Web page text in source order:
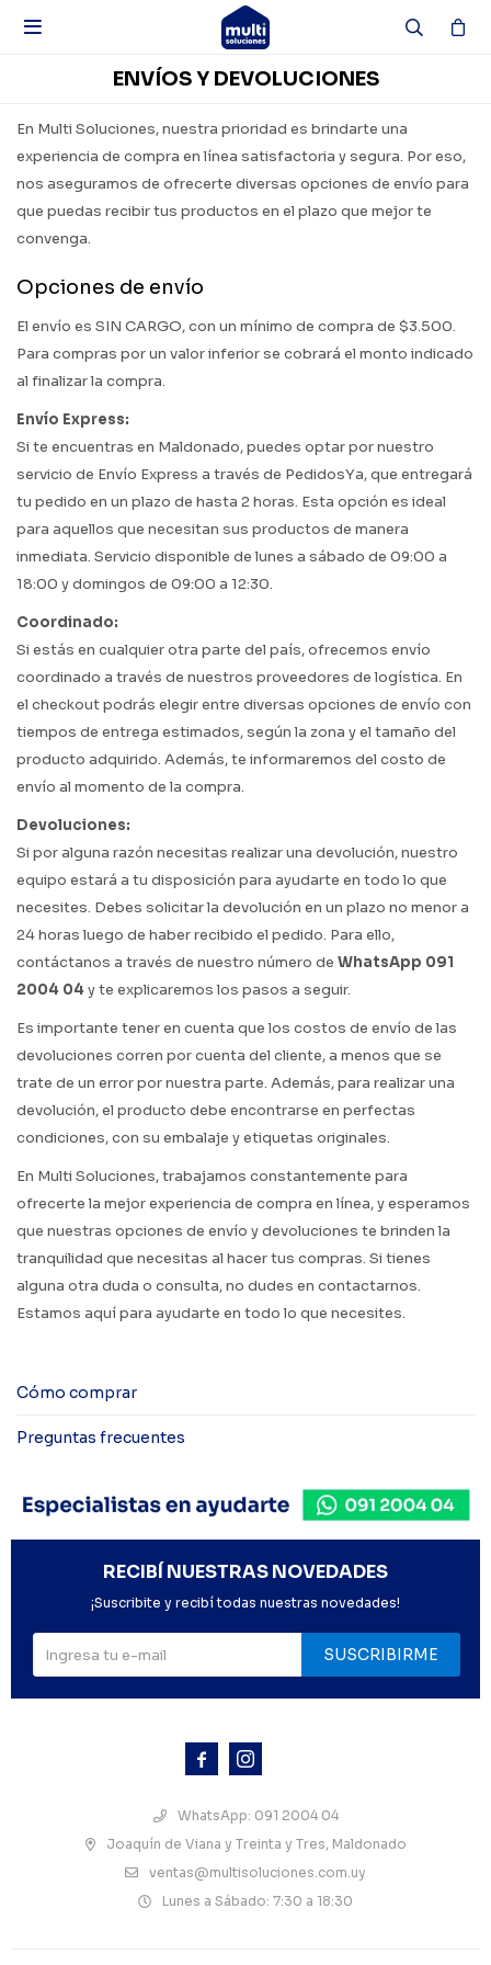

ENVÍOS Y DEVOLUCIONES
En Multi Soluciones, nuestra prioridad es brindarte una
experiencia de compra en línea satisfactoria y segura. Por eso,
nos aseguramos de ofrecerte diversas opciones de envío para
que puedas recibir tus productos en el plazo que mejor te
convenga.
Opciones de envío
El envío es SIN CARGO, con un mínimo de compra de $3.500.
Para compras por un valor inferior se cobrará el monto indicado
al finalizar la compra.
Envío Express:
Si te encuentras en Maldonado, puedes optar por nuestro
servicio de Envío Express a través de PedidosYa, que entregará
tu pedido en un plazo de hasta 2 horas. Esta opción es ideal
para aquellos que necesitan sus productos de manera
inmediata. Servicio disponible de lunes a sábado de 09:00 a
18:00 y domingos de 09:00 a 12:30.
Coordinado:
Si estás en cualquier otra parte del país, ofrecemos envío
coordinado a través de nuestros proveedores de logística. En
el checkout podrás elegir entre diversas opciones de envío con
tiempos de entrega estimados, según la zona y el tamaño del
producto adquirido. Además, te informaremos del costo de
envío al momento de la compra.
Devoluciones:
Si por alguna razón necesitas realizar una devolución, nuestro
equipo estará a tu disposición para ayudarte en todo lo que
necesites. Debes solicitar la devolución en un plazo no menor a
24 horas luego de haber recibido el pedido. Para ello,
contáctanos a través de nuestro número de WhatsApp 091
2004 04y te explicaremos los pasos a seguir.
Es importante tener en cuenta que los costos de envío de las
devoluciones corren por cuenta del cliente, a menos que se
trate de un error por nuestra parte. Además, para realizar una
devolución, el producto debe encontrarse en perfectas
condiciones, con su embalaje y etiquetas originales.
En Multi Soluciones, trabajamos constantemente para
ofrecerte la mejor experiencia de compra en línea, y esperamos
que nuestras opciones de envío y devoluciones te brinden la
tranquilidad que necesitas al hacer tus compras. Si tienes
alguna otra duda o consulta, no dudes en contactarnos.
Estamos aquí para ayudarte en todo lo que necesites.
Cómo comprar
Preguntas frecuentes
 
WhatsApp: 091 2004 04
Joaquín de Viana y Treinta y Tres, Maldonado
ventas@multisoluciones.com.uy
Lunes a Sábado: 7:30 a 18:30
RECIBÍ NUESTRAS NOVEDADES
¡Suscribite y recibí todas nuestras novedades!
SUSCRIBIRME